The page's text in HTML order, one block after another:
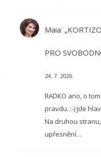
Maia:
PRO
24. 7. 2026
RADKO ano, o
pravdu. :-) Jde
Na druhou
upřesnění…